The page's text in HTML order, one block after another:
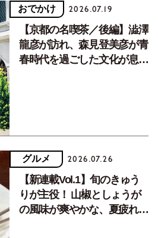
おでかけ 2026.07.19
【京都の名喫茶／後編】澁澤
龍彦が訪れ、森見登美彦が青
春時代を過ごした文化が息づ
グルメ 2026.07.26
【新連載Vol.1】旬のきゅう
りが主役！ 山椒としょうが
の風味が爽やかな、夏疲れを